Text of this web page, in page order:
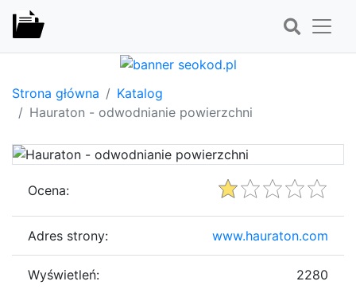
Strona główna
Katalog
Hauraton - odwodnianie powierzchni
Ocena:
Adres strony: www.hauraton.com
Wyświetleń: 2280